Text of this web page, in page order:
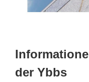
der Ybbs